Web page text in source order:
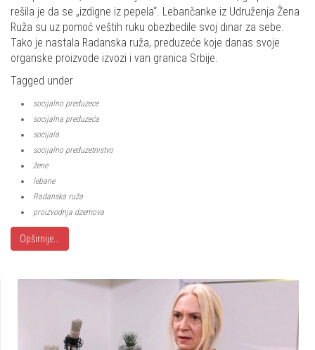
rešila je da se „izdigne iz pepela“. Lebančanke iz Udruženja Žena
Ruža su uz pomoć veštih ruku obezbedile svoj dinar za sebe.
Tako je nastala Radanska ruža, preduzeće koje danas svoje
organske proizvode izvozi i van granica Srbije.
Tagged under
socijalno preduzece
socijalna preduzeća
socijala
socijalno preduzetnistvo
žene
lebane
Radanska ruža
proizvodnja dzemova
Opširnije...